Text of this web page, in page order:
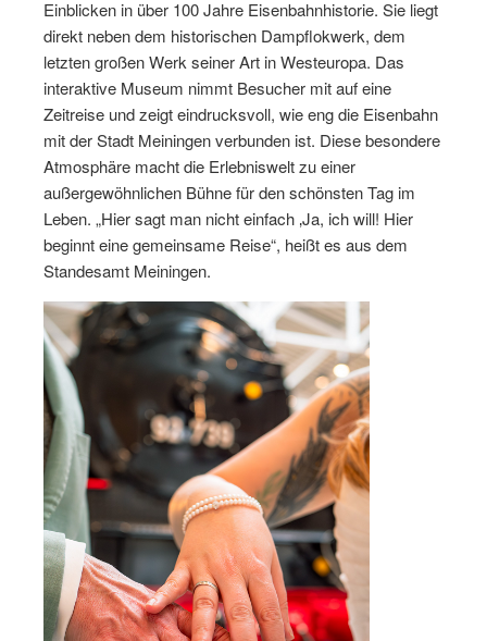
Einblicken in über 100 Jahre Eisenbahnhistorie. Sie liegt
direkt neben dem historischen Dampflokwerk, dem
letzten großen Werk seiner Art in Westeuropa. Das
interaktive Museum nimmt Besucher mit auf eine
Zeitreise und zeigt eindrucksvoll, wie eng die Eisenbahn
mit der Stadt Meiningen verbunden ist. Diese besondere
Atmosphäre macht die Erlebniswelt zu einer
außergewöhnlichen Bühne für den schönsten Tag im
Leben. „Hier sagt man nicht einfach ‚Ja, ich will! Hier
beginnt eine gemeinsame Reise“, heißt es aus dem
Standesamt Meiningen.